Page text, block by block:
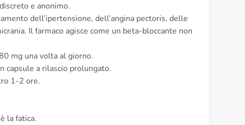
e anonimo.
dell’ipertensione, dell’angina pectoris, delle
Il farmaco agisce come un beta-bloccante non
mg una volta al giorno.
capsule a rilascio prolungato.
1-2 ore.
la fatica.